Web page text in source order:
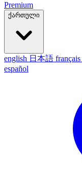
Premium
ქართული
english 日本語 français
español